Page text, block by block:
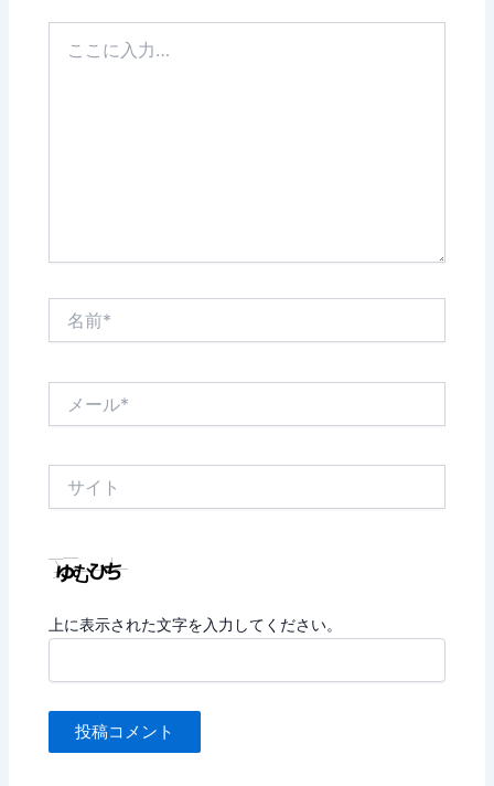
上に表示された文字を入力してください。